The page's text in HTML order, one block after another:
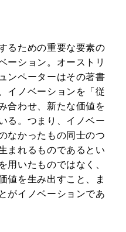
るための重要な要素の
ーション。オーストリ
ンペーターはその著書
イノベーションを「従
合わせ、新たな価値を
る。つまり、イノベー
なかったもの同士のつ
まれるものであるとい
用いたものではなく、
値を生み出すこと、ま
がイノベーションであ